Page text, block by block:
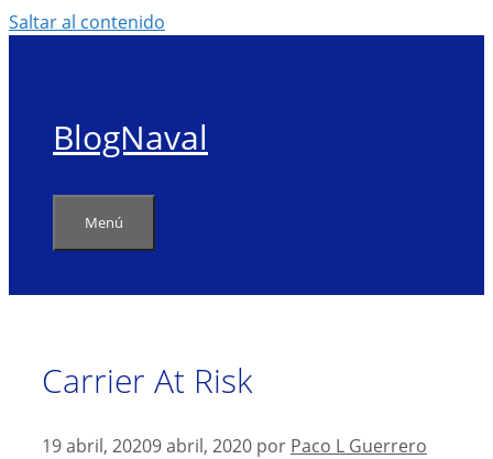
Saltar al contenido
BlogNaval
Menú
Carrier At Risk
19 abril, 20209 abril, 2020 por Paco L Guerrero